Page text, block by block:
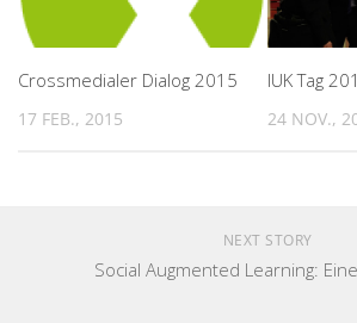
Crossmedialer Dialog 2015
17 FEB., 2015
IUK Tag
24 NOV.,
NEXT STORY
Social Augmented Learning: